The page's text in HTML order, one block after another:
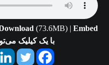
(73.6MB) | Embed
با یک کیلیک